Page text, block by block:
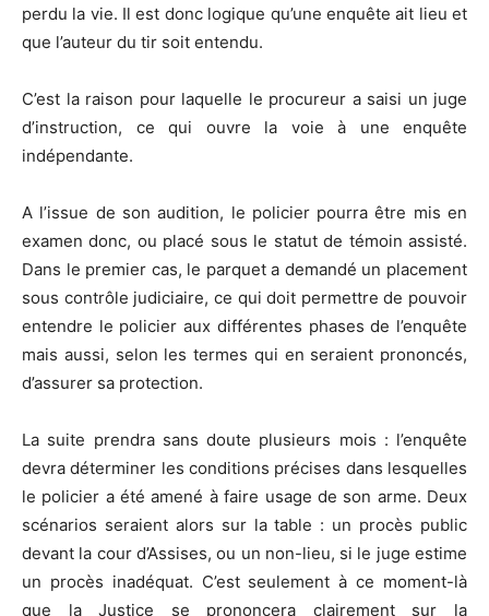
perdu la vie. Il est donc logique qu’une enquête ait lieu et
que l’auteur du tir soit entendu.
C’est la raison pour laquelle le procureur a saisi un juge
d’instruction, ce qui ouvre la voie à une enquête
indépendante.
A l’issue de son audition, le policier pourra être mis en
examen donc, ou placé sous le statut de témoin assisté.
Dans le premier cas, le parquet a demandé un placement
sous contrôle judiciaire, ce qui doit permettre de pouvoir
entendre le policier aux différentes phases de l’enquête
mais aussi, selon les termes qui en seraient prononcés,
d’assurer sa protection.
La suite prendra sans doute plusieurs mois : l’enquête
devra déterminer les conditions précises dans lesquelles
le policier a été amené à faire usage de son arme. Deux
scénarios seraient alors sur la table : un procès public
devant la cour d’Assises, ou un non-lieu, si le juge estime
un procès inadéquat. C’est seulement à ce moment-là
que la Justice se prononcera clairement sur la